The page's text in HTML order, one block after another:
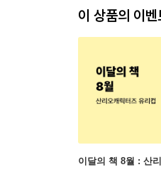
이 상품의 이벤
이달의 책 8월 : 산